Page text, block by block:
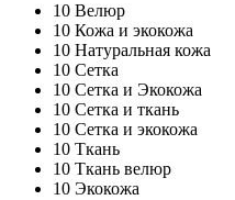
10 Велюр
10 Кожа и экокожа
10 Натуральная кожа
10 Сетка
10 Сетка и Экокожа
10 Сетка и ткань
10 Сетка и экокожа
10 Ткань
10 Ткань велюр
10 Экокожа